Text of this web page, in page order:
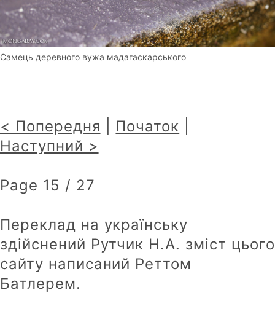
Самець деревного вужа мадагаскарського
< Попередня Початок
Наступний >
Page 15 / 27
Переклад на українську
здійснений Рутчик Н.А. зміст цього
сайту написаний Реттом
Батлерем.